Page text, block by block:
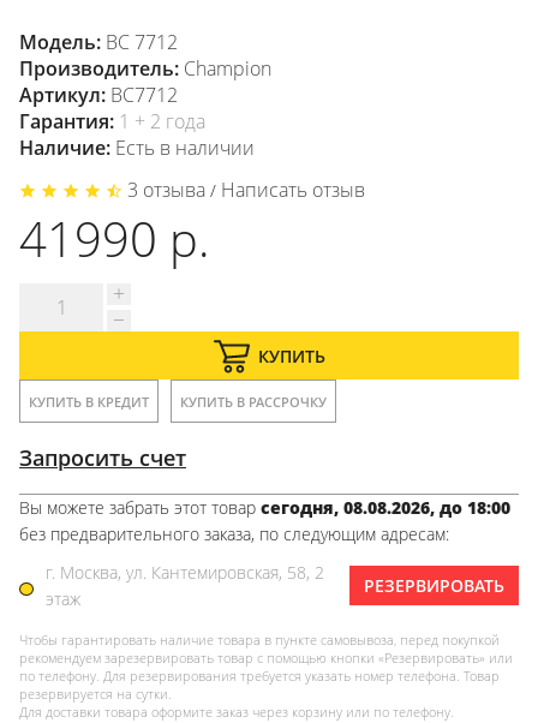
Модель: ВC 7712
Производитель: Champion
Артикул: BC7712
Гарантия: 1 + 2 года
Наличие: Есть в наличии
3 отзыва / Написать отзыв
41990 р.
КУПИТЬ
КУПИТЬ В КРЕДИТ КУПИТЬ В РАССРОЧКУ
Запросить счет
Вы можете забрать этот товар сегодня, 08.08.2026, до 18:00
без предварительного заказа, по следующим адресам:
г. Москва, ул. Кантемировская, 58, 2
этаж
РЕЗЕРВИРОВАТЬ
Чтобы гарантировать наличие товара в пункте самовывоза, перед покупкой
рекомендуем зарезервировать товар с помощью кнопки «Резервировать» или
по телефону. Для резервирования требуется указать номер телефона. Товар
резервируется на сутки.
Для доставки товара оформите заказ через корзину или по телефону.